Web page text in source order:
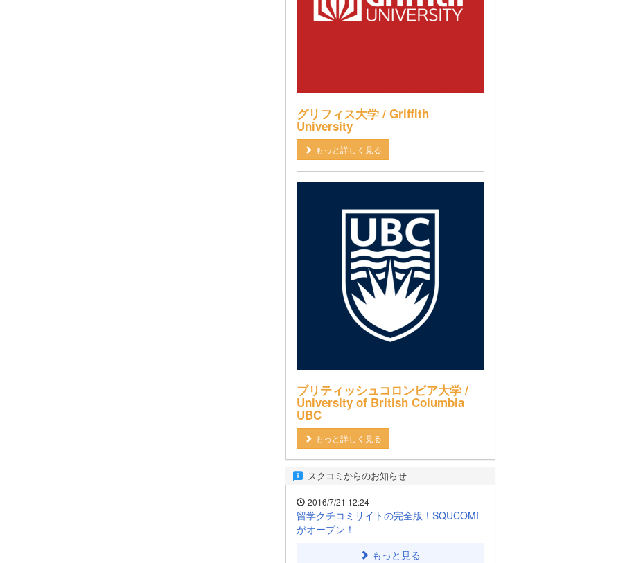
グリフィス大学 / Griffith
University
もっと詳しく見る
ブリティッシュコロンビア大学 /
University of British Columbia
UBC
もっと詳しく見る
スクコミからのお知らせ
2016/7/21 12:24
留学クチコミサイトの完全版！SQUCOMI
がオープン！
もっと見る